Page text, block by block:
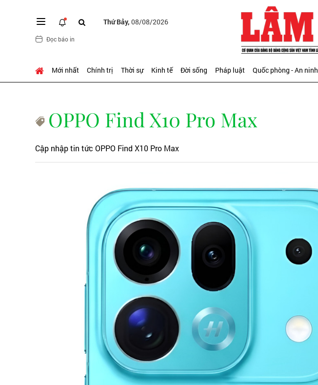
Thứ Bảy, 08/08/2026
Đọc báo in
Mới nhất Chính trị Thời sự Kinh tế Đời sống Pháp luật Quốc phòng - An ninh
OPPO Find X10 Pro Max
Cập nhập tin tức OPPO Find X10 Pro Max